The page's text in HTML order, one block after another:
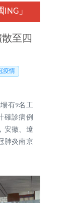
ING」
至四
疫情
有9名工
確診病例
安徽、遼
肺炎南京